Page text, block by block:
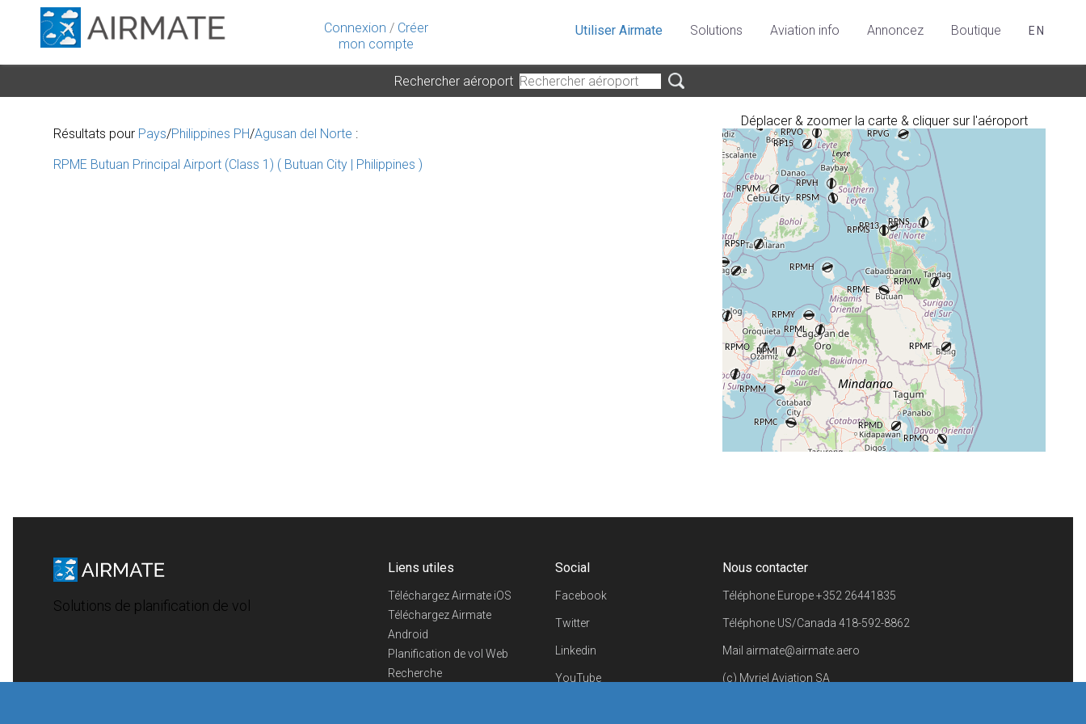
Connexion / Créer
mon compte
Utiliser Airmate Solutions Aviation info Annoncez Boutique EN
Rechercher aéroport
Déplacer & zoomer la carte & cliquer sur l'aéroport
©OpenStreetMapcontributors.
Résultats pour Pays/Philippines PH/Agusan del Norte :
RPME Butuan Principal Airport (Class 1) ( Butuan City | Philippines )
Solutions de planification de vol
Liens utiles
Téléchargez Airmate iOS
Téléchargez Airmate
Android
Planification de vol Web
Recherche
Social
Facebook
Twitter
Linkedin
YouTube
Nous contacter
Téléphone Europe+352 26441835
Téléphone US/Canada 418-592-8862
Mail airmate@airmate.aero
(c) Myriel Aviation SA